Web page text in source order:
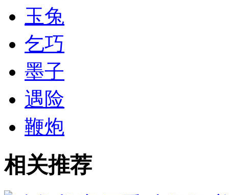
玉兔
乞巧
墨子
遇险
鞭炮
相关推荐